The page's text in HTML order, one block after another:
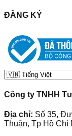
ĐĂNG KÝ
Công ty TNHH
Địa chỉ: Số 35,
Thuận, Tp Hồ Chí